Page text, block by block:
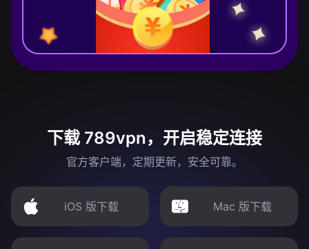
下载 789vpn，开启稳定连接
官方客户端，定期更新，安全可靠。
iOS 版下载 Mac 版下载